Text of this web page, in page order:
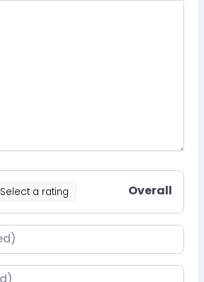
Select a rating Overall